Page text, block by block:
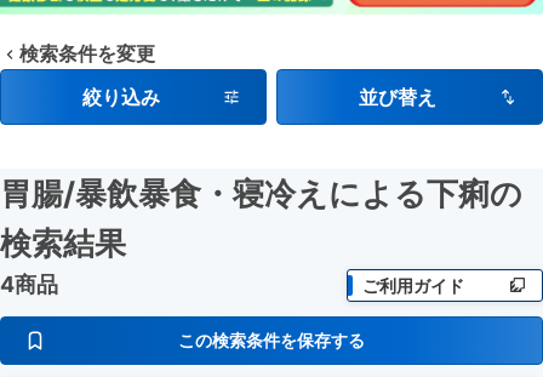
検索条件を変更
絞り込み
並び替え
胃腸/暴飲暴食・寝冷えによる下痢の
検索結果
4商品 ご利用ガイド
この検索条件を保存する